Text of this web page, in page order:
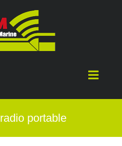
radio portable